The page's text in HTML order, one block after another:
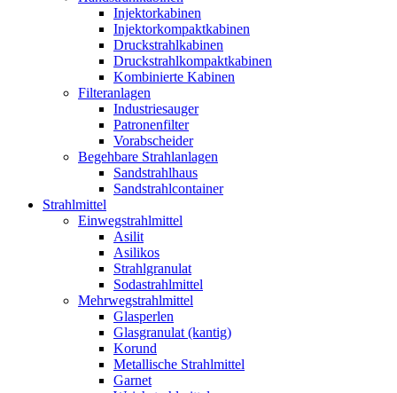
Injektorkabinen
Injektorkompaktkabinen
Druckstrahlkabinen
Druckstrahlkompaktkabinen
Kombinierte Kabinen
Filteranlagen
Industriesauger
Patronenfilter
Vorabscheider
Begehbare Strahlanlagen
Sandstrahlhaus
Sandstrahlcontainer
Strahlmittel
Einwegstrahlmittel
Asilit
Asilikos
Strahlgranulat
Sodastrahlmittel
Mehrwegstrahlmittel
Glasperlen
Glasgranulat (kantig)
Korund
Metallische Strahlmittel
Garnet